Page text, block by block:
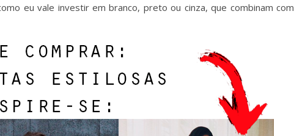
eu vale investir em branco, preto ou cinza, que combinam com